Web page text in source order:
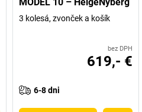
MODEL 10 – HelgeNyberg
3 kolesá, zvonček a košík
bez DPH
619,- €
6-8 dni